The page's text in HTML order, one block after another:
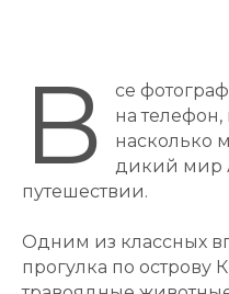
В
се
на
насколько
дикий мир
путешествии.
Одним из классных
прогулка по острову